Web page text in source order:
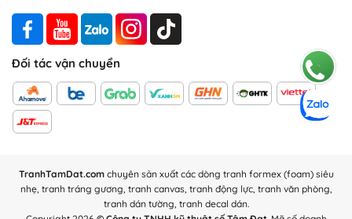
Đối tác vận chuyển
TranhTamDat.comchuyên sản xuất các dòng tranh formex (foam) siêu
nhẹ, tranh tráng gương, tranh canvas, tranh động lực, tranh văn phòng,
tranh dán tường, tranh decal dán.